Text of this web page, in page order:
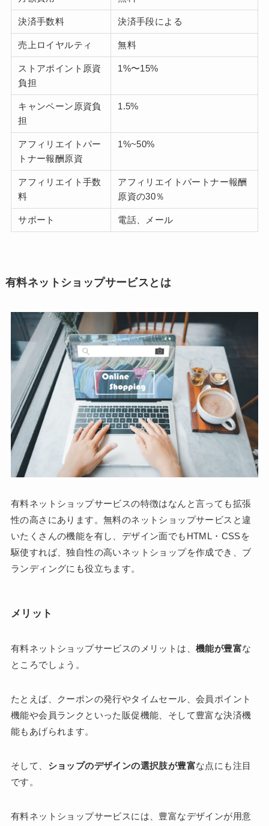
決済手数料 決済手段による
売上ロイヤルティ 無料
ストアポイント原資
負担
1%〜15%
キャンペーン原資負
担
1.5%
アフィリエイトパー
トナー報酬原資
1%~50%
アフィリエイト手数
料
アフィリエイトパートナー報酬
原資の30％
サポート 電話、メール
有料ネットショップサービスとは
有料ネットショップサービスの特徴はなんと言っても拡張
性の高さにあります。無料のネットショップサービスと違
いたくさんの機能を有し、デザイン面でもHTML・CSSを
駆使すれば、独自性の高いネットショップを作成でき、ブ
ランディングにも役立ちます。
メリット
有料ネットショップサービスのメリットは、 機能が豊富な
ところでしょう。
たとえば、クーポンの発行やタイムセール、会員ポイント
機能や会員ランクといった販促機能、そして豊富な決済機
能もあげられます。
そして、 ショップのデザインの選択肢が豊富な点にも注目
です。
有料ネットショップサービスには、豊富なデザインが用意